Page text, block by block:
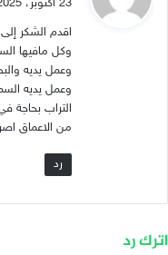
ل
23 أكتوبر، 2025 الساعة 16:05
اقدم الشكر إلى
وكل مافيها
وعمل يديه
وعمل يديه
التراب بحاجة
من الاعماق
رد
اترك رد